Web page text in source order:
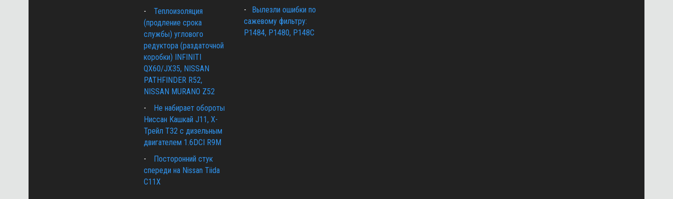
Теплоизоляция
(продление срока
службы) углового
редуктора (раздаточной
коробки) INFINITI
QX60/JX35, NISSAN
PATHFINDER R52,
NISSAN MURANO Z52
Не набирает обороты
Ниссан Кашкай J11, Х-
Трейл T32 с дизельным
двигателем 1.6DCI R9M
Посторонний стук
спереди на Nissan Tiida
C11X
Вылезли ошибки по
сажевому фильтру:
P1484, P1480, P148C